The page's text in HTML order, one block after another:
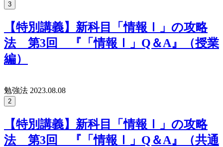
3
【特別講義】新科目「情報Ⅰ」の攻略
法 第3回 『「情報Ⅰ」Q＆A』（授業
編）
勉強法 2023.08.08
2
【特別講義】新科目「情報Ⅰ」の攻略
法 第3回 『「情報Ⅰ」Q＆A』（共通